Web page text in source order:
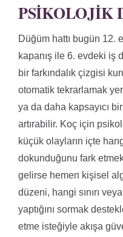
PSIKOLOJIK
Düğüm hattı bugün 12.
kapanış ile 6. evdeki iş
bir farkındalık çizgisi
otomatik tekrarlamak
ya da daha kapsayıcı
artırabilir. Koç için
küçük olayların içte
dokunduğunu fark
gelirse hemen kişisel
düzeni, hangi sınırı
yaptığını sormak
etme isteğiyle akışa